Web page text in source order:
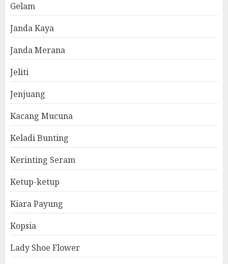
Gelam
Janda Kaya
Janda Merana
Jeliti
Jenjuang
Kacang Mucuna
Keladi Bunting
Kerinting Seram
Ketup-ketup
Kiara Payung
Kopsia
Lady Shoe Flower